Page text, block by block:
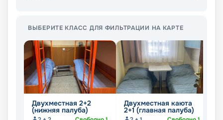
ВЫБЕРИТЕ КЛАСС ДЛЯ ФИЛЬТРАЦИИ НА КАРТЕ
Двухместная 2+2
(нижняя палуба)
Двухместная каюта
2+1 (главная палуба)